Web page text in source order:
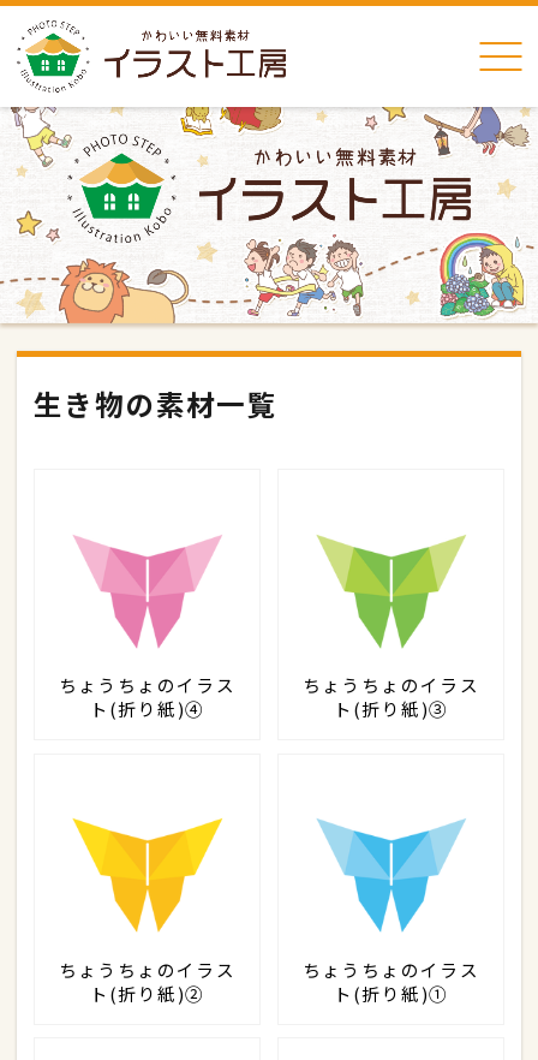
生き物の素材一覧
ちょうちょのイラス
ト(折り紙)④
ちょうちょのイラス
ト(折り紙)③
ちょうちょのイラス
ト(折り紙)②
ちょうちょのイラス
ト(折り紙)①